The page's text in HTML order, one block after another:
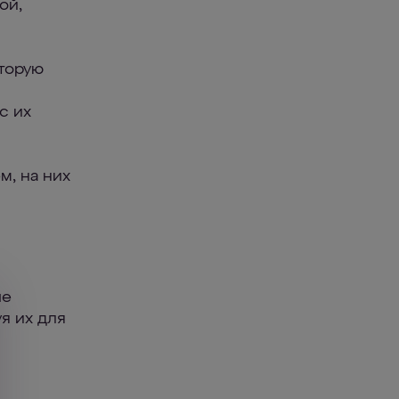
их
на них
их для